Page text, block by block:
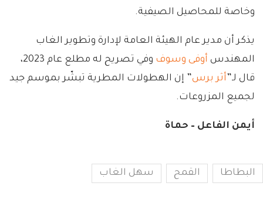
وخاصة للمحاصيل الصيفية.
يذكر أن مدير عام الهيئة العامة لإدارة وتطوير الغاب
المهندس أوفى وسوف
وفي تصريح له مطلع عام 2023،
قال لـ” أثر برس” إن الهطولات المطرية تبشّر بموسم جيد
لجميع المزروعات.
أيمن الفاعل – حماة
البطاطا القمح سهل الغاب